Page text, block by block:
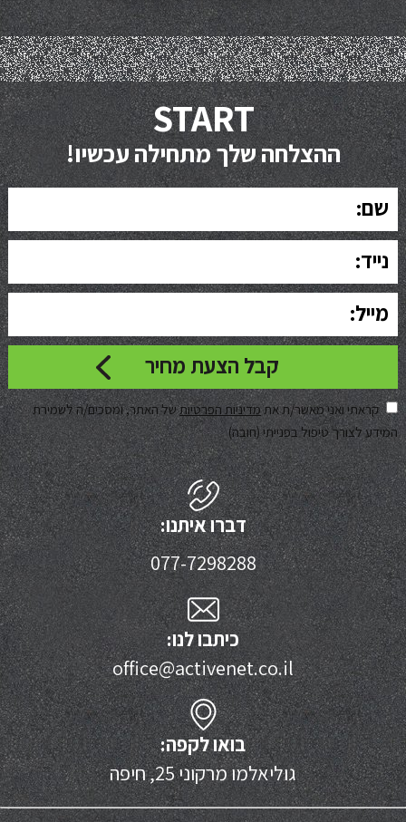
START
ההצלחה שלך מתחילה עכשיו!
קראתי ואני מאשר/ת אתמדיניות הפרטיותשל האתר, ומסכים/ה לשמירת
המידע לצורך טיפול בפנייתי (חובה)
דברו איתנו:
077-7298288
כיתבו לנו:
office@activenet.co.il
בואו לקפה:
גוליאלמו מרקוני 25, חיפה